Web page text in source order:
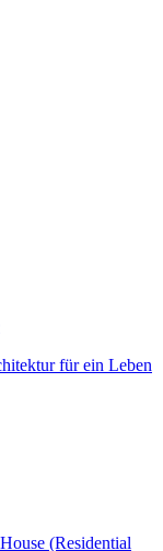
für ein Leben
(Residential